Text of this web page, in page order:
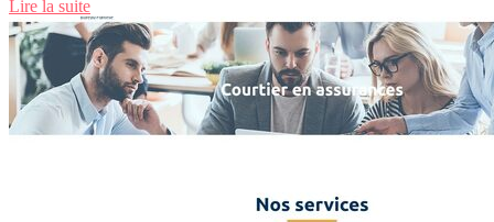
Lire la suite